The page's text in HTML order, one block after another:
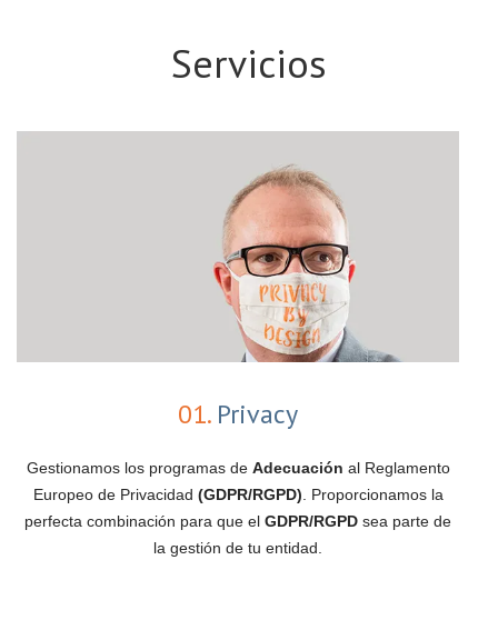
Servicios
01.Privacy
Gestionamos los programas de Adecuación al Reglamento
Europeo de Privacidad (GDPR/RGPD). Proporcionamos la
perfecta combinación para que el GDPR/RGPD sea parte de
la gestión de tu entidad.